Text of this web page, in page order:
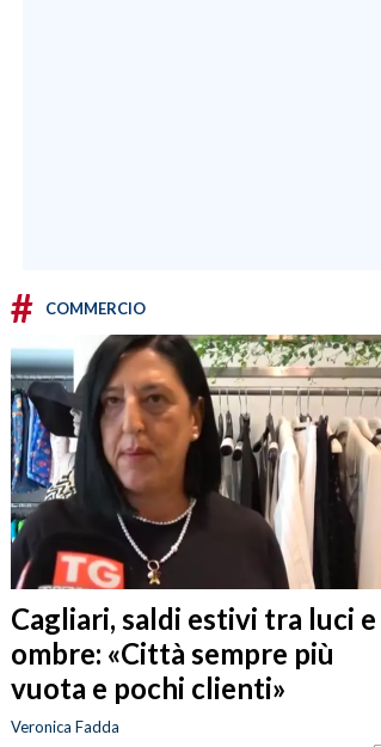
# COMMERCIO
Cagliari, saldi estivi tra luci e
ombre: «Città sempre più
vuota e pochi clienti»
Veronica Fadda